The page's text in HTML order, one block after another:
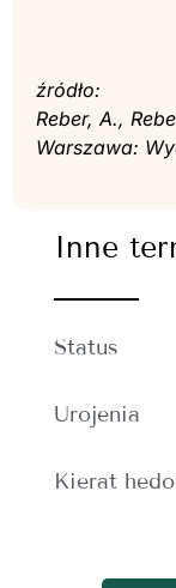
źródło:
Reber, A.,
Warszawa:
Inne
Status
Urojenia
Kierat